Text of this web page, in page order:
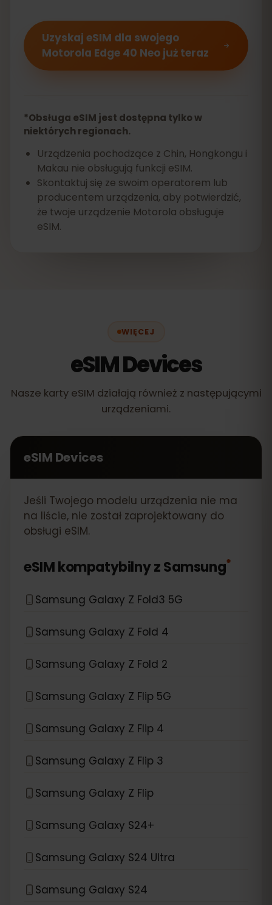
Uzyskaj eSIM dla swojego
Motorola Edge 40 Neo już teraz
*Obsługa eSIM jest dostępna tylko w
niektórych regionach.
Urządzenia pochodzące z Chin, Hongkongu i
Makau nie obsługują funkcji eSIM.
Skontaktuj się ze swoim operatorem lub
producentem urządzenia, aby potwierdzić,
że twoje urządzenie Motorola obsługuje
eSIM.
WIĘCEJ
eSIM Devices
Nasze karty eSIM działają również z następującymi
urządzeniami.
eSIM Devices
Jeśli Twojego modelu urządzenia nie ma
na liście, nie został zaprojektowany do
obsługi eSIM.
eSIM kompatybilny zSamsung*
Samsung Galaxy Z Fold3 5G
Samsung Galaxy Z Fold 4
Samsung Galaxy Z Fold 2
Samsung Galaxy Z Flip 5G
Samsung Galaxy Z Flip 4
Samsung Galaxy Z Flip 3
Samsung Galaxy Z Flip
Samsung Galaxy S24+
Samsung Galaxy S24 Ultra
Samsung Galaxy S24